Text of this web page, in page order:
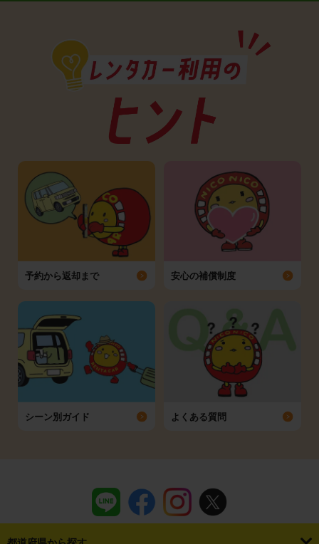
予約から返却まで 安心の補償制度
シーン別ガイド よくある質問